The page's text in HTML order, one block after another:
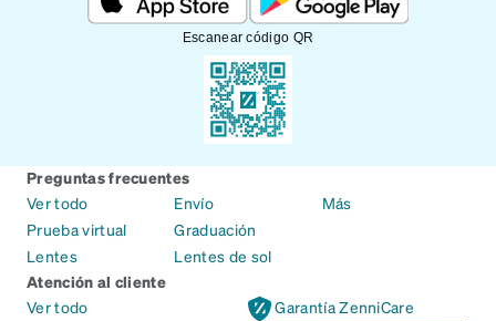
Escanear código QR
Preguntas frecuentes
Ver todo
Prueba virtual
Lentes
Envío
Graduación
Lentes de sol
Más
Atención al cliente
Ver todo
Garantía ZenniCare